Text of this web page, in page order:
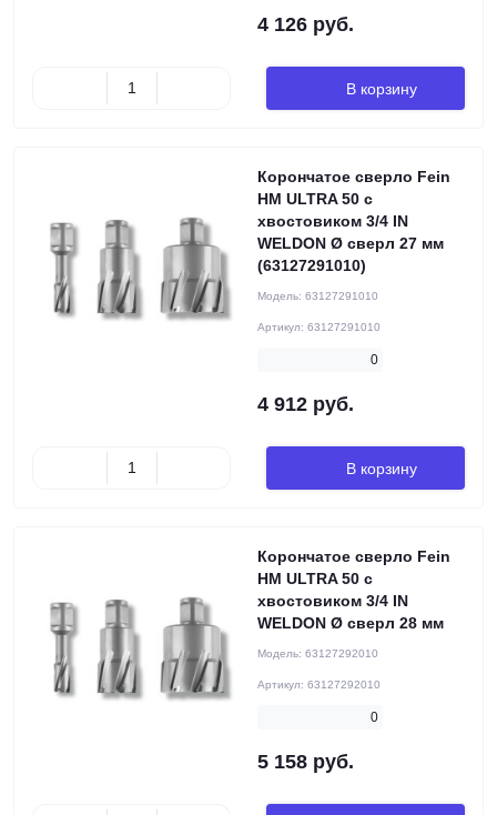
4 126 руб.
В корзину
Корончатое сверло Fein
HM ULTRA 50 с
хвостовиком 3/4 IN
WELDON Ø сверл 27 мм
(63127291010)
Модель: 63127291010
Артикул: 63127291010
0
4 912 руб.
В корзину
Корончатое сверло Fein
HM ULTRA 50 с
хвостовиком 3/4 IN
WELDON Ø сверл 28 мм
Модель: 63127292010
Артикул: 63127292010
0
5 158 руб.